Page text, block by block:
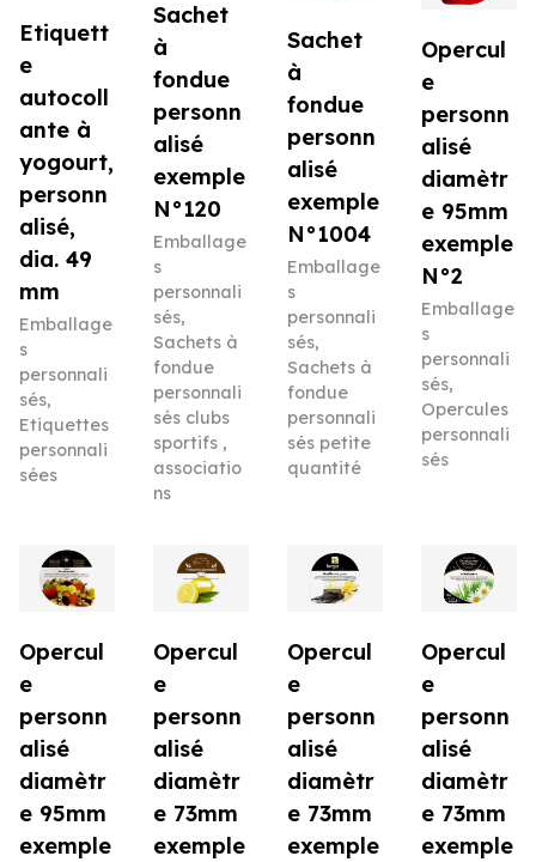
Etiquett
e
autocoll
ante à
yogourt,
personn
alisé,
dia. 49
mm
Emballage
s
personnali
sés,
Etiquettes
personnali
sées
Sachet
à
fondue
personn
alisé
exemple
N°120
Emballage
s
personnali
sés,
Sachets à
fondue
personnali
sés clubs
sportifs ,
associatio
ns
Sachet
à
fondue
personn
alisé
exemple
N°1004
Emballage
s
personnali
sés,
Sachets à
fondue
personnali
sés petite
quantité
Opercul
e
personn
alisé
diamètr
e 95mm
exemple
N°2
Emballage
s
personnali
sés,
Opercules
personnali
sés
Opercul
e
personn
alisé
diamètr
e 95mm
exemple
Opercul
e
personn
alisé
diamètr
e 73mm
exemple
Opercul
e
personn
alisé
diamètr
e 73mm
exemple
Opercul
e
personn
alisé
diamètr
e 73mm
exemple